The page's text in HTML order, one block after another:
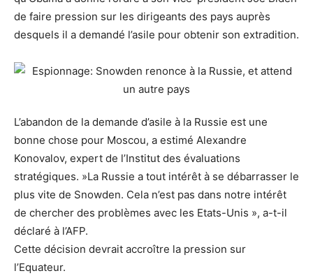
de faire pression sur les dirigeants des pays auprès
desquels il a demandé l’asile pour obtenir son extradition.
L’abandon de la demande d’asile à la Russie est une
bonne chose pour Moscou, a estimé Alexandre
Konovalov, expert de l’Institut des évaluations
stratégiques. »La Russie a tout intérêt à se débarrasser le
plus vite de Snowden. Cela n’est pas dans notre intérêt
de chercher des problèmes avec les Etats-Unis », a-t-il
déclaré à l’AFP.
Cette décision devrait accroître la pression sur
l’Equateur.